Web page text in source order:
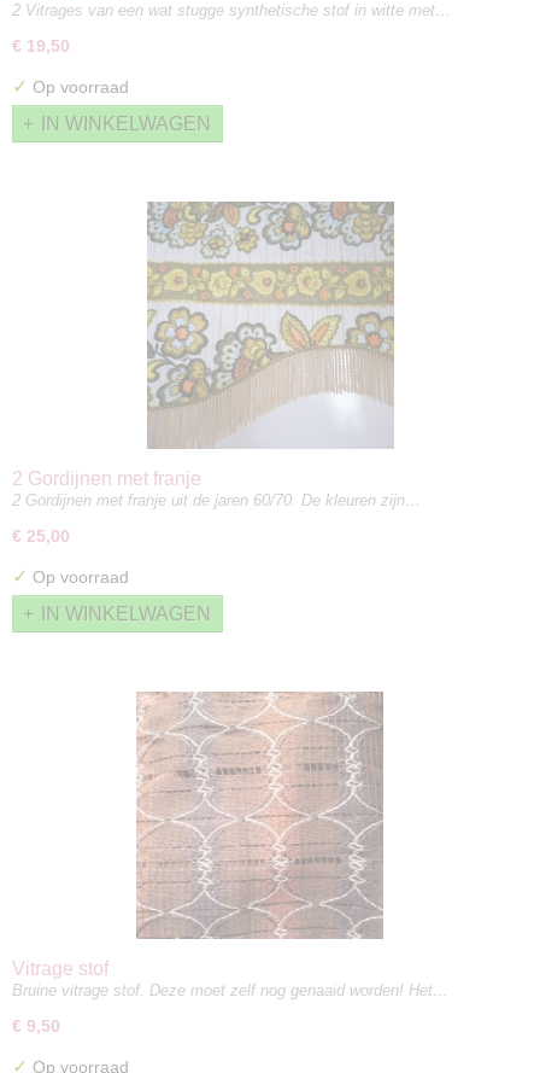
2 Vitrages van een wat stugge synthetische stof in witte met…
€ 19,50
✓ Op voorraad
IN WINKELWAGEN
2 Gordijnen met franje
2 Gordijnen met franje uit de jaren 60/70. De kleuren zijn…
€ 25,00
✓ Op voorraad
IN WINKELWAGEN
Vitrage stof
Bruine vitrage stof. Deze moet zelf nog genaaid worden! Het…
€ 9,50
✓ Op voorraad